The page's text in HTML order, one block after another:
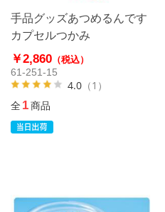
手品グッズあつめるんです
カプセルつかみ
￥2,860 （税込）
61-251-15
4.0 （1）
全1商品